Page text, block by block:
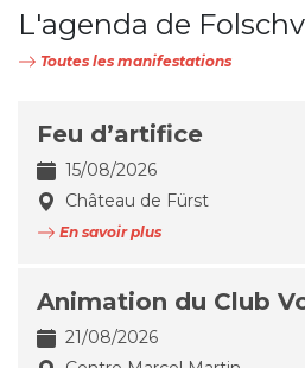
L'agenda de
Toutes les manifestations
Feu d’artifice
15/08/2026
Château de Fürst
En savoir plus
Animation du Club
21/08/2026